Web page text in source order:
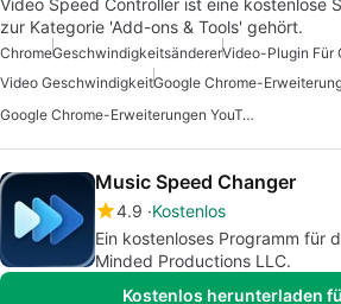
Video Speed Controller ist eine kostenlose
zur Kategorie 'Add-ons & Tools' gehört.
ChromeGeschwindigkeitsändererVideo-Plugin Für
Video GeschwindigkeitGoogle Chrome-
Google Chrome-Erweiterungen YouTube
Music Speed Changer
4.9 Kostenlos
Ein kostenloses Programm für
Minded Productions LLC.
Kostenlos herunterladen